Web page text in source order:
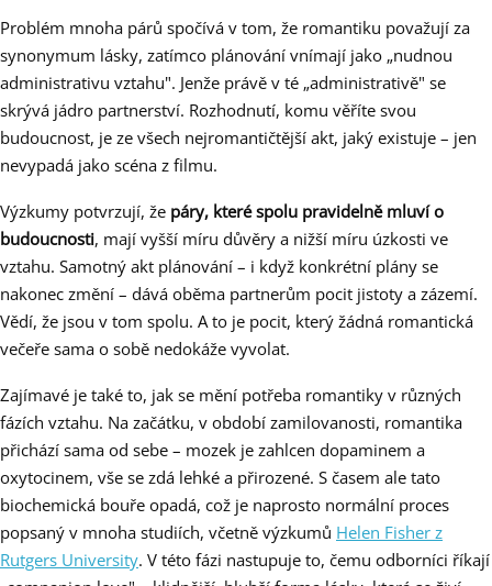
Problém mnoha párů spočívá v tom, že romantiku považují za
synonymum lásky, zatímco plánování vnímají jako „nudnou
administrativu vztahu". Jenže právě v té „administrativě" se
skrývá jádro partnerství. Rozhodnutí, komu věříte svou
budoucnost, je ze všech nejromantičtější akt, jaký existuje – jen
nevypadá jako scéna z filmu.
Výzkumy potvrzují, že páry, které spolu pravidelně mluví o
budoucnosti, mají vyšší míru důvěry a nižší míru úzkosti ve
vztahu. Samotný akt plánování – i když konkrétní plány se
nakonec změní – dává oběma partnerům pocit jistoty a zázemí.
Vědí, že jsou v tom spolu. A to je pocit, který žádná romantická
večeře sama o sobě nedokáže vyvolat.
Zajímavé je také to, jak se mění potřeba romantiky v různých
fázích vztahu. Na začátku, v období zamilovanosti, romantika
přichází sama od sebe – mozek je zahlcen dopaminem a
oxytocinem, vše se zdá lehké a přirozené. S časem ale tato
biochemická bouře opadá, což je naprosto normální proces
popsaný v mnoha studiích, včetně výzkumů Helen Fisher z
Rutgers University. V této fázi nastupuje to, čemu odborníci říkají